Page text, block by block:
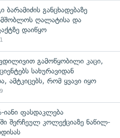
ბარამიძის განცხადებაზე
ღალატისა და
დაიწყო
გამოწყობილი კაცი,
სახურავიდან
ამტკიცებს, რომ ყვავი იყო
ფასდაკლება
შერჩეულ კოლექციაზე ნაწილ-